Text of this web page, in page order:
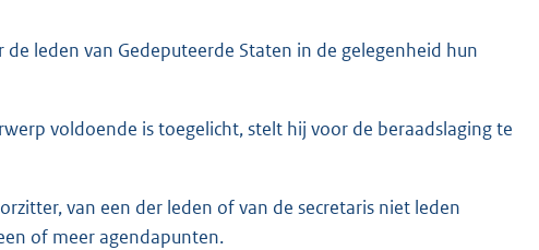
leden van Gedeputeerde Staten in de gelegenheid hun
voldoende is toegelicht, stelt hij voor de beraadslaging te
van een der leden of van de secretaris niet leden
of meer agendapunten.